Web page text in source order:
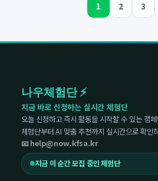
1 2 3
나우체험단 ⚡
지금 바로 신청하는 실시간 체험단
오늘 신청하고 즉시 활동을 시작할 수 있는 캠
체험단부터 AI 맞춤 추천까지 실시간으로 확인
📧 help@now.kfsa.kr
지금 이 순간 모집 중인 체험단